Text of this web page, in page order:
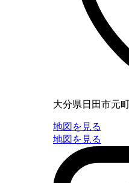
大分県日田市元
地図を見る
地図を見る